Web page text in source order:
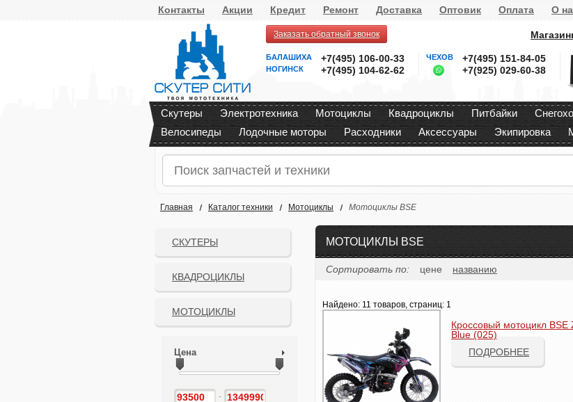
Контакты Акции Кредит Ремонт Доставка Оптовик Оплата О
Заказать обратный звонок
БАЛАШИХА +7(495) 106-00-33
НОГИНСК +7(495) 104-62-62
ЧЕХОВ
+7(495) 151-84-05
+7(925) 029-60-38
Скутеры Электротехника Мотоциклы Квадроциклы Питбайки
Велосипеды
Лодочные моторы Расходники Аксессуары Экипировка
Главная Каталог техники Мотоциклы Мотоциклы BSE
СКУТЕРЫ
КВАДРОЦИКЛЫ
МОТОЦИКЛЫ
Цена
-
МОТОЦИКЛЫ BSE
Сортировать по: цене названию
Найдено: 11 товаров, страниц: 1
Кроссовый мотоцикл BSE
Blue (025)
ПОДРОБНЕЕ